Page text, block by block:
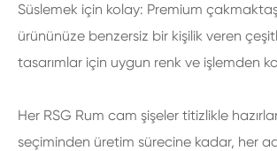
Süslemek için kolay: Premium
ürününüze benzersiz bir kişilik veren
tasarımlar için uygun renk ve işlemden
Her RSG Rum cam şişeler titizlikle
seçiminden üretim sürecine kadar, her